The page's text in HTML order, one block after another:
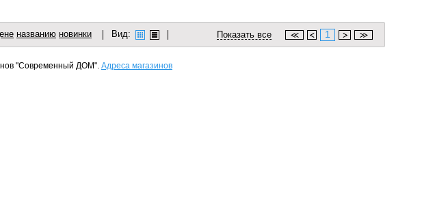
названию новинки Вид: Показать все 1
"Современный ДОМ". Адреса магазинов